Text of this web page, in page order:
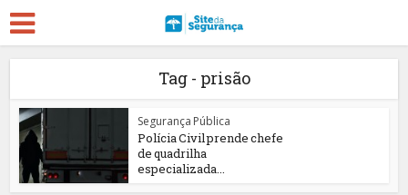
Tag - prisão
Segurança Pública
Polícia Civil prende chefe
de quadrilha
especializada...